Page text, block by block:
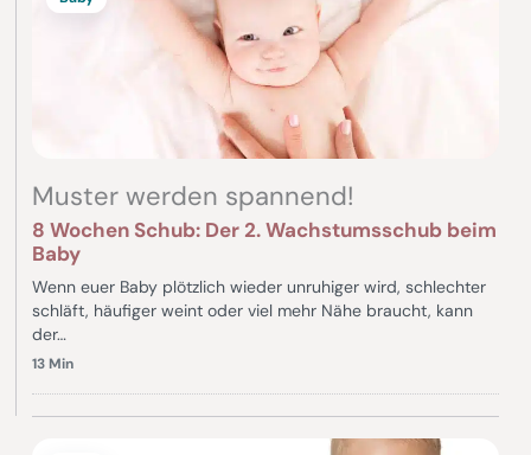
Muster werden spannend!
8 Wochen Schub: Der 2. Wachstumsschub beim
Baby
Wenn euer Baby plötzlich wieder unruhiger wird, schlechter
schläft, häufiger weint oder viel mehr Nähe braucht, kann
der…
13 Min